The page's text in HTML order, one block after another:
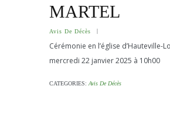
MARTEL
Avis De Décès
Cérémonie en l’église d’Hauteville-
mercredi 22 janvier 2025 à 10h00
CATEGORIES: Avis De Décès